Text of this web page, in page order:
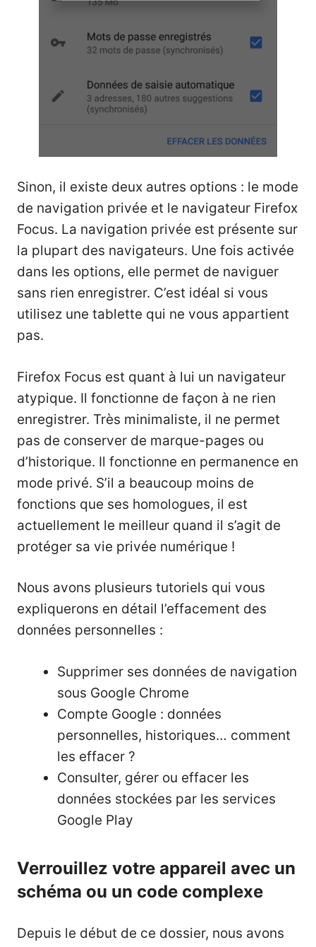
Sinon, il existe deux autres options : le mode
de navigation privée et le navigateur Firefox
Focus. La navigation privée est présente sur
la plupart des navigateurs. Une fois activée
dans les options, elle permet de naviguer
sans rien enregistrer. C’est idéal si vous
utilisez une tablette qui ne vous appartient
pas.
Firefox Focus est quant à lui un navigateur
atypique. Il fonctionne de façon à ne rien
enregistrer. Très minimaliste, il ne permet
pas de conserver de marque-pages ou
d’historique. Il fonctionne en permanence en
mode privé. S’il a beaucoup moins de
fonctions que ses homologues, il est
actuellement le meilleur quand il s’agit de
protéger sa vie privée numérique !
Nous avons plusieurs tutoriels qui vous
expliquerons en détail l’effacement des
données personnelles :
Supprimer ses données de navigation
sous Google Chrome
Compte Google : données
personnelles, historiques… comment
les effacer ?
Consulter, gérer ou effacer les
données stockées par les services
Google Play
Verrouillez votre appareil avec un
schéma ou un code complexe
Depuis le début de ce dossier, nous avons